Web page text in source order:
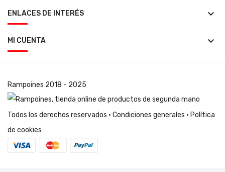
ENLACES DE INTERÉS keyboard_arrow_down
MI CUENTA keyboard_arrow_down
Rampoines 2018 - 2025
Todos los derechos reservados · Condiciones generales · Política
de cookies